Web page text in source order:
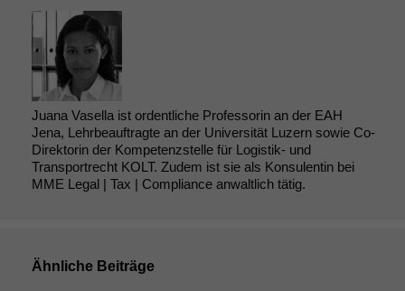
Juana Vasella ist ordentliche Professorin an der EAH
Jena, Lehrbeauftragte an der Universität Luzern sowie Co-
Direktorin der Kompetenzstelle für Logistik- und
Transportrecht KOLT. Zudem ist sie als Konsulentin bei
MME Legal | Tax | Compliance anwaltlich tätig.
Ähnliche Beiträge